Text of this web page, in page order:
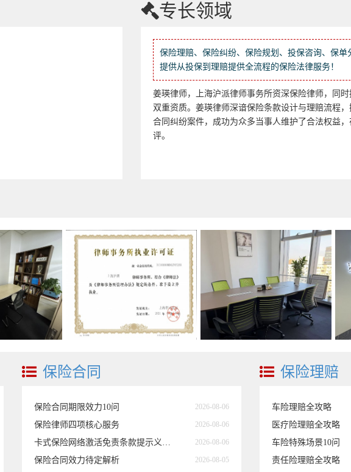
专长领域
保险理赔、保险纠纷、保险规划、投保咨询、保单
提供从投保到理赔提供全流程的保险法律服务！
姜瑛律师，上海沪派律师事务所资深保险律师，同
双重资质。姜瑛律师深谙保险条款设计与理赔流程
合同纠纷案件，成功为众多当事人维护了合法权益
评。
保险合同
保险合同期限效力10问 2026-08-06
保险律师四项核心服务 2026-08-06
2026-08-06
保险合同效力待定解析 2026-08-05
保险理赔
车险理赔全攻略
医疗险理赔全攻略
车险特殊场景10问
责任险理赔全攻略